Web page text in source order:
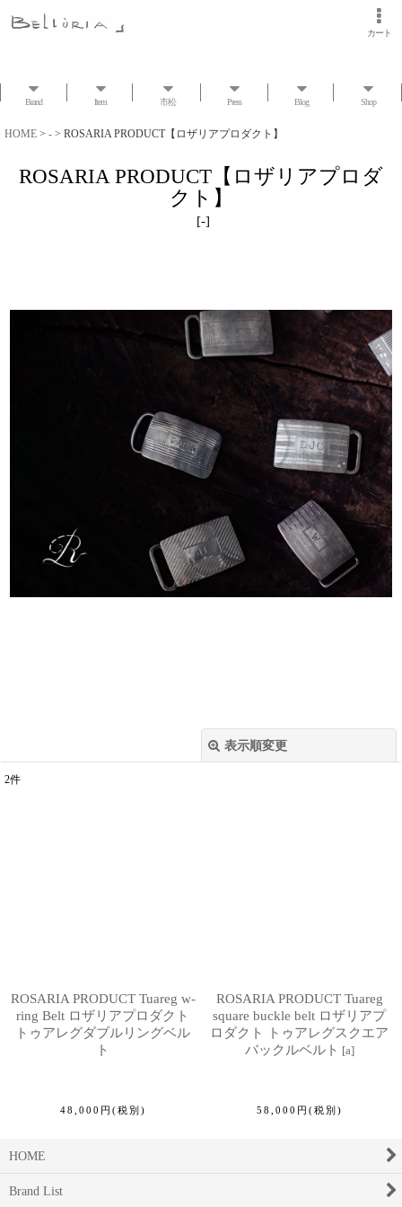
カート
Brand Item 市松 Press Blog Shop
HOME > - > ROSARIA PRODUCT【ロザリアプロダクト】
ROSARIA PRODUCT【ロザリアプロダ
クト】
[-]
表示順変更
2件
ROSARIA PRODUCT Tuareg w-
ring Belt ロザリアプロダクト
トゥアレグダブルリングベル
ト
48,000 円 (税別)
ROSARIA PRODUCT Tuareg
square buckle belt ロザリアプ
ロダクト トゥアレグスクエア
バックルベルト [a]
58,000 円 (税別)
HOME
Brand List